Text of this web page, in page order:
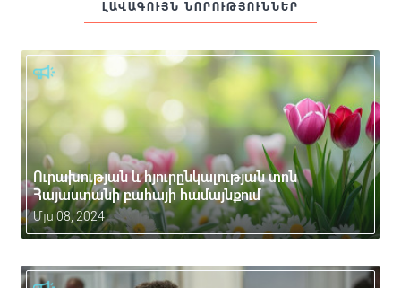
ԼԱՎԱԳՈՒՅՆ ՆՈՐՈՒԹՅՈՒՆՆԵՐ
Ուրախության և հյուրընկալության տոն
Հայաստանի բահայի համայնքում
Մյս 08, 2024